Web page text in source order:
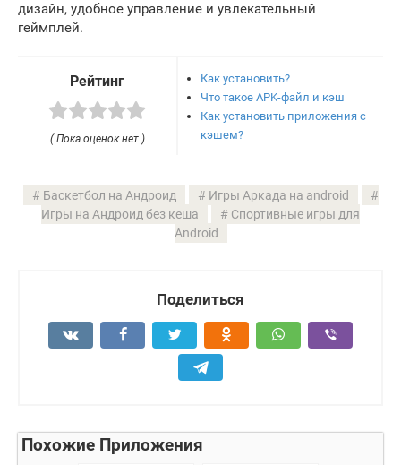
дизайн, удобное управление и увлекательный
геймплей.
Рейтинг
( Пока оценок нет )
Как установить?
Что такое APK-файл и кэш
Как установить приложения с
кэшем?
Баскетбол на Андроид
Игры Аркада на android
Игры на Андроид без кеша
Спортивные игры для
Android
Поделиться
Похожие Приложения